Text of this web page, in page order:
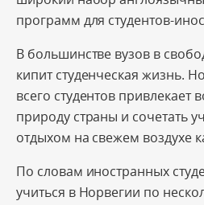
программ для студентов-
В большинстве вузов в
кипит студенческая жизнь.
всего студентов привлекает
природу страны и сочетать
отдыхом на свежем воздухе
По словам иностранных
учиться в Норвегии по